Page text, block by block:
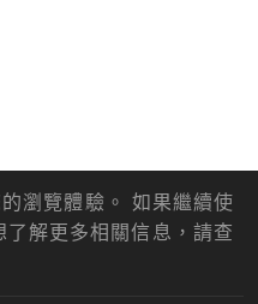
權所有.Designed by Lets
瀏覽體驗。 如果繼續使
解更多相關信息，請查